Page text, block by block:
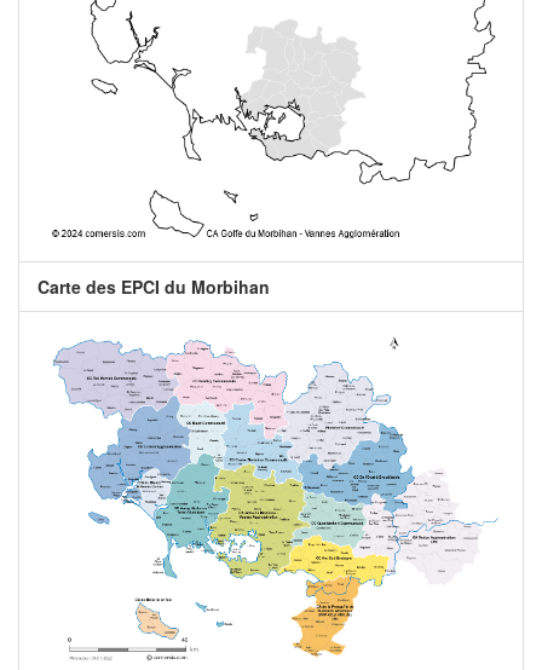
Carte des EPCI du Morbihan